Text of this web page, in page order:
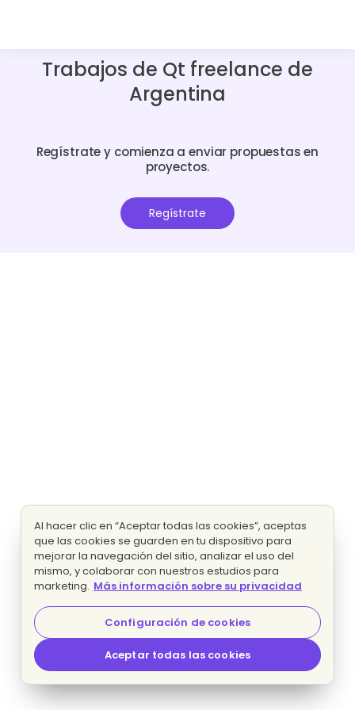
Trabajos de Qt freelance de
Argentina
Regístrate y comienza a enviar propuestas en
proyectos.
Regístrate
Al hacer clic en “Aceptar todas las cookies”, aceptas
que las cookies se guarden en tu dispositivo para
mejorar la navegación del sitio, analizar el uso del
mismo, y colaborar con nuestros estudios para
marketing. Más información sobre su privacidad
Configuración de cookies
Aceptar todas las cookies